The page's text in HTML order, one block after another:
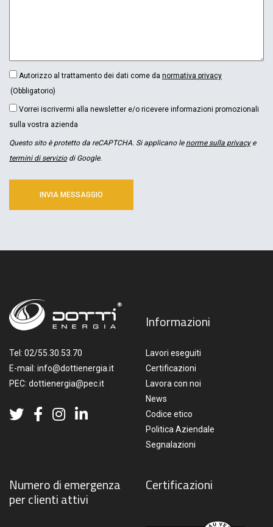
CONSENSO
(OBBLIGATORIO)
Autorizzo al trattamento dei dati come da normativa privacy
(Obbligatorio)
NEWSLETTER
Vorrei iscrivermi alla newsletter e/o ricevere informazioni promozionali
sulla vostra azienda
Questo sito è protetto da reCAPTCHA. Si applicano le norme sulla privacye
termini di serviziodi Google.
Tel: 02/55.30.53.70
E-mail: info@dottienergia.it
PEC: dottienergia@pec.it
Informazioni
Lavori eseguiti
Certificazioni
Lavora con noi
News
Codice etico
Politica Aziendale
Segnalazioni
Numero di emergenza
per clienti attivi
Certificazioni